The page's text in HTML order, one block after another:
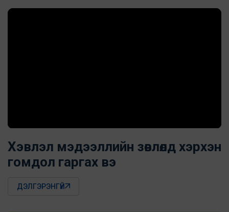
Хэвлэл мэдээллийн зөвлөлд хэрхэн
гомдол гаргах вэ
ДЭЛГЭРЭНГҮЙ